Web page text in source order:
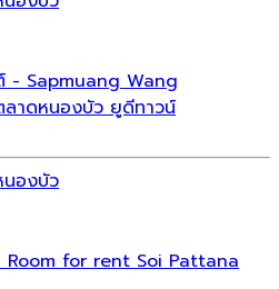
- Sapmuang Wang
าดหนองบัว ยูดีทาวน์
องบัว
Room for rent Soi Pattana